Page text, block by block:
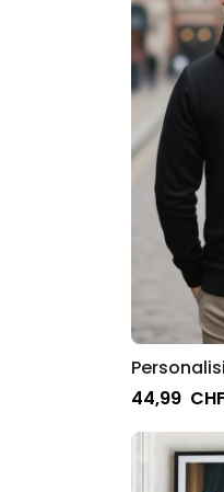
44,99 CHF